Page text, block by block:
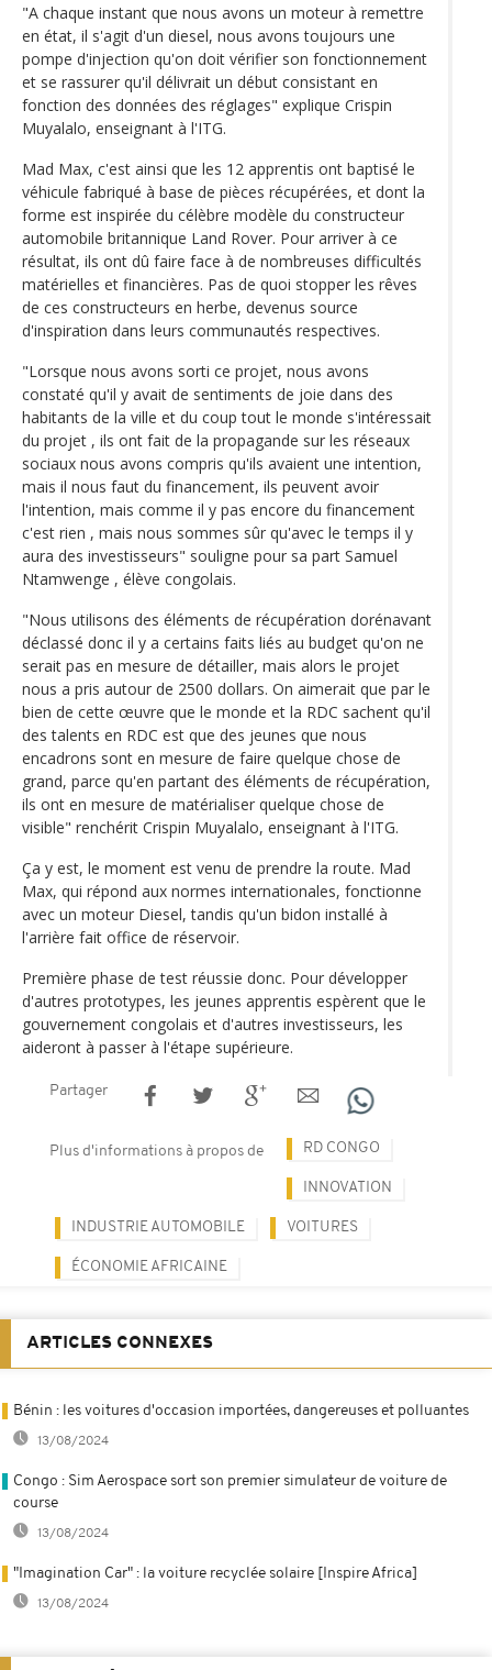
"A chaque instant que nous avons un moteur à remettre
en état, il s'agit d'un diesel, nous avons toujours une
pompe d'injection qu'on doit vérifier son fonctionnement
et se rassurer qu'il délivrait un début consistant en
fonction des données des réglages" explique Crispin
Muyalalo, enseignant à l'ITG.
Mad Max, c'est ainsi que les 12 apprentis ont baptisé le
véhicule fabriqué à base de pièces récupérées, et dont la
forme est inspirée du célèbre modèle du constructeur
automobile britannique Land Rover. Pour arriver à ce
résultat, ils ont dû faire face à de nombreuses difficultés
matérielles et financières. Pas de quoi stopper les rêves
de ces constructeurs en herbe, devenus source
d'inspiration dans leurs communautés respectives.
"Lorsque nous avons sorti ce projet, nous avons
constaté qu'il y avait de sentiments de joie dans des
habitants de la ville et du coup tout le monde s'intéressait
du projet , ils ont fait de la propagande sur les réseaux
sociaux nous avons compris qu'ils avaient une intention,
mais il nous faut du financement, ils peuvent avoir
l'intention, mais comme il y pas encore du financement
c'est rien , mais nous sommes sûr qu'avec le temps il y
aura des investisseurs" souligne pour sa part Samuel
Ntamwenge , élève congolais.
"Nous utilisons des éléments de récupération dorénavant
déclassé donc il y a certains faits liés au budget qu'on ne
serait pas en mesure de détailler, mais alors le projet
nous a pris autour de 2500 dollars. On aimerait que par le
bien de cette œuvre que le monde et la RDC sachent qu'il
des talents en RDC est que des jeunes que nous
encadrons sont en mesure de faire quelque chose de
grand, parce qu'en partant des éléments de récupération,
ils ont en mesure de matérialiser quelque chose de
visible" renchérit Crispin Muyalalo, enseignant à l'ITG.
Ça y est, le moment est venu de prendre la route. Mad
Max, qui répond aux normes internationales, fonctionne
avec un moteur Diesel, tandis qu'un bidon installé à
l'arrière fait office de réservoir.
Première phase de test réussie donc. Pour développer
d'autres prototypes, les jeunes apprentis espèrent que le
gouvernement congolais et d'autres investisseurs, les
aideront à passer à l'étape supérieure.
Partager
Plus d'informations à propos de RD CONGO
INNOVATION
INDUSTRIE AUTOMOBILE VOITURES
ÉCONOMIE AFRICAINE
ARTICLES CONNEXES
Bénin : les voitures d'occasion importées, dangereuses et polluantes
13/08/2024
Congo : Sim Aerospace sort son premier simulateur de voiture de
course
13/08/2024
"Imagination Car" : la voiture recyclée solaire [Inspire Africa]
13/08/2024